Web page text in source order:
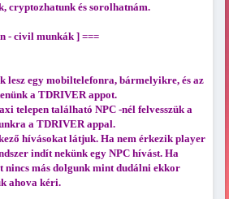
cryptozhatunk és sorolhatnám.
- civil munkák ] ===
lesz egy mobiltelefonra, bármelyikre, és az
a TDRIVER appot.
telepen található NPC -nél felvesszük a
a TDRIVER appal.
hívásokat látjuk. Ha nem érkezik player
indít nekünk egy NPC hívást. Ha
nincs más dolgunk mint dudálni ekkor
ahova kéri.